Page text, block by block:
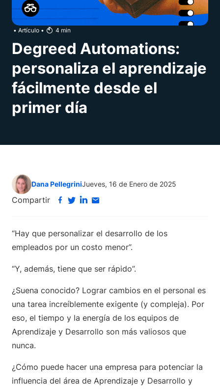
• Artículo • 4 min
Degreed Automations:
personaliza el aprendizaje
fácilmente desde el
primer día
Dana PellegriniJueves, 16 de Enero de 2025
Compartir
“Hay que personalizar el desarrollo de los
empleados por un costo menor”.
“Y, además, tiene que ser rápido”.
¿Suena conocido? Lograr cambios en el personal es
una tarea increíblemente exigente (y compleja). Por
eso, el tiempo y la energía de los equipos de
Aprendizaje y Desarrollo son más valiosos que
nunca.
¿Cómo puede hacer una empresa para potenciar la
influencia del área de Aprendizaje y Desarrollo y